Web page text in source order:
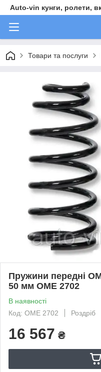
Auto-vin кунги, ролети,
Товари та послуги
Пружини передні
50 мм OME 2702
В наявності
Код: OME 2702
Роздріб
16 567 ₴